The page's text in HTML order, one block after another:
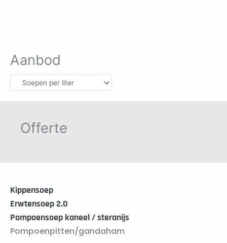
Aanbod
Offerte
Kippensoep
Erwtensoep 2.0
Pompoensoep kaneel / steranijs
Pompoenpitten/gandaham